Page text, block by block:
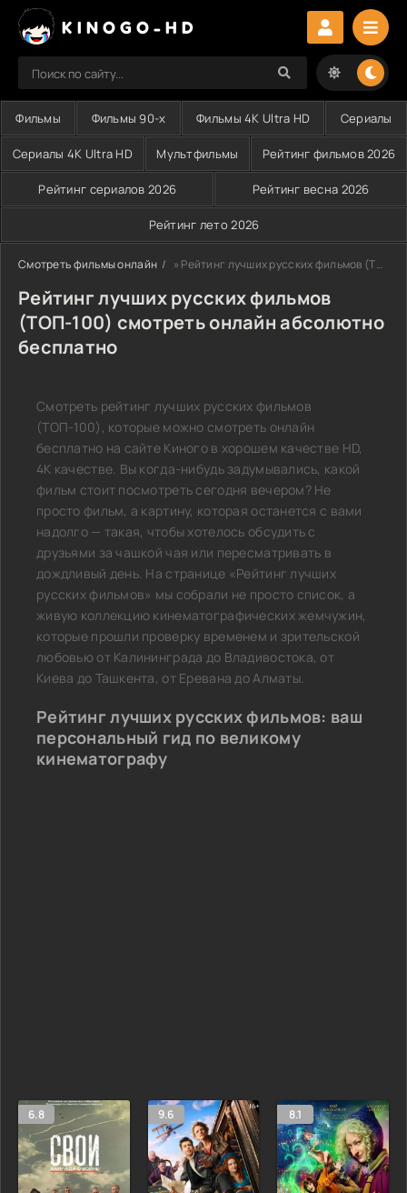
KINOGO-HD
Фильмы Фильмы 90-х Фильмы 4K Ultra HD Сериалы
Сериалы 4K Ultra HD Мультфильмы Рейтинг фильмов 2026
Рейтинг сериалов 2026 Рейтинг весна 2026
Рейтинг лето 2026
Смотреть фильмы онлайн » Рейтинг лучших русских фильмов (ТОП-100) смотреть онлайн абсолютно бесплатно
Рейтинг лучших русских фильмов
(ТОП-100) смотреть онлайн абсолютно
бесплатно
Смотреть рейтинг лучших русских фильмов
(ТОП-100), которые можно смотреть онлайн
бесплатно на сайте Киного в хорошем качестве HD,
4K качестве. Вы когда-нибудь задумывались, какой
фильм стоит посмотреть сегодня вечером? Не
просто фильм, а картину, которая останется с вами
надолго — такая, чтобы хотелось обсудить с
друзьями за чашкой чая или пересматривать в
дождливый день. На странице «Рейтинг лучших
русских фильмов» мы собрали не просто список, а
живую коллекцию кинематографических жемчужин,
которые прошли проверку временем и зрительской
любовью от Калининграда до Владивостока, от
Киева до Ташкента, от Еревана до Алматы.
Рейтинг лучших русских фильмов: ваш
персональный гид по великому
кинематографу
6.8 9.6 8.1